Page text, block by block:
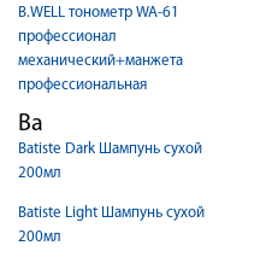
B.WELL тонометр WA-61
профессионал
механический+манжета
профессиональная
Ba
Batiste Dark Шампунь сухой
200мл
Batiste Light Шампунь сухой
200мл